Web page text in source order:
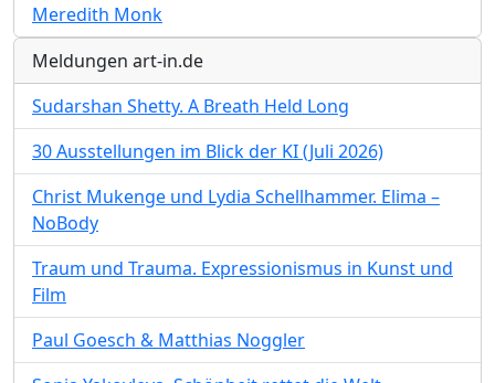
Meredith Monk
Meldungen art-in.de
Sudarshan Shetty. A Breath Held Long
30 Ausstellungen im Blick der KI (Juli 2026)
Christ Mukenge und Lydia Schellhammer. Elima –
NoBody
Traum und Trauma. Expressionismus in Kunst und
Film
Paul Goesch & Matthias Noggler